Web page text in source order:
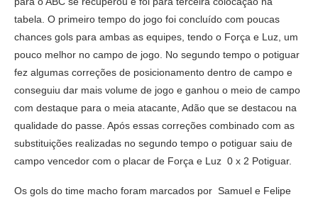
tabela. O primeiro tempo do jogo foi concluído com poucas
chances gols para ambas as equipes, tendo o Força e Luz, um
pouco melhor no campo de jogo. No segundo tempo o potiguar
fez algumas correções de posicionamento dentro de campo e
conseguiu dar mais volume de jogo e ganhou o meio de campo
com destaque para o meia atacante, Adão que se destacou na
qualidade do passe. Após essas correções combinado com as
substituições realizadas no segundo tempo o potiguar saiu de
campo vencedor com o placar de Força e Luz 0 x 2 Potiguar.
Os gols do time macho foram marcados por Samuel e Felipe